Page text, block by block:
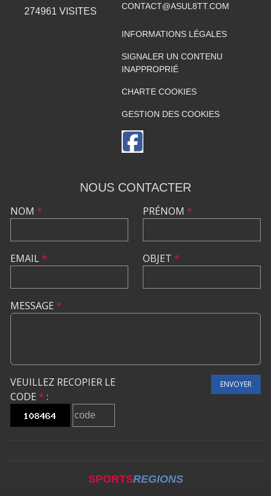
274961 VISITES
CONTACT@ASUL8TT.COM
INFORMATIONS LÉGALES
SIGNALER UN CONTENU
INAPPROPRIÉ
CHARTE COOKIES
GESTION DES COOKIES
NOUS CONTACTER
NOM *
EMAIL*
PRÉNOM *
OBJET *
MESSAGE *
VEUILLEZ RECOPIER LE
CODE * :
ENVOYER
SPORTSREGIONS